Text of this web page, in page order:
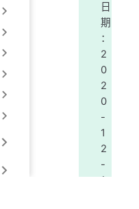
日
期
：
2
0
2
0
-
1
2
-
1